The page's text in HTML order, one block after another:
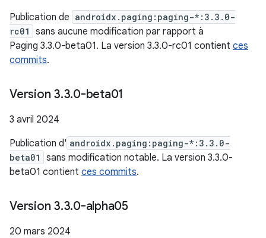
Publication de androidx.paging:paging-*:3.3.0-
rc01
sans aucune modification par rapport à
Paging 3.3.0-beta01. La version 3.3.0-rc01 contient ces
commits.
Version 3.3.0-beta01
3 avril 2024
Publication d' androidx.paging:paging-*:3.3.0-
beta01
sans modification notable. La version 3.3.0-
beta01 contient ces commits.
Version 3.3.0-alpha05
20 mars 2024